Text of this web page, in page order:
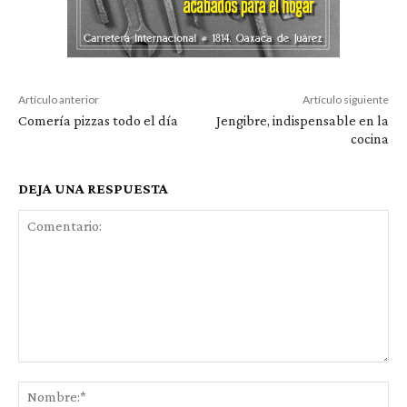
Artículo anterior
Comería pizzas todo el día
Artículo siguiente
Jengibre, indispensable en la
cocina
DEJA UNA RESPUESTA